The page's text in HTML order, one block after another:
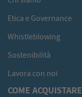
Etica e Governance
Whistleblowing
Sostenibilità
Lavora con noi
COME ACQUISTARE